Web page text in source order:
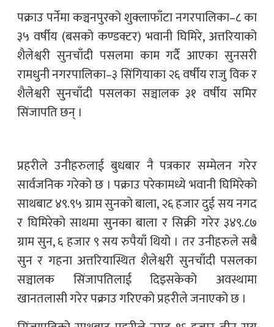
पक्राउ पर्नेमा कञ्चनपुरको शुक्लाफाँटा नगरपालिका–८ का
३५ वर्षीय (बसको कण्डक्टर) भवानी घिमिरे, अत्तरियाको
शैलेश्वरी सुनचाँदी पसलमा काम गर्दै आएका सुनसरी
रामधुनी नगरपालिका–३ सिंगियाका २६ वर्षीय राजु विक र
शैलेश्वरी सुनचाँदी पसलका सञ्चालक ३१ वर्षीय समिर
सिंजापति छन् ।
प्रहरीले उनीहरुलाई बुधबार नै पत्रकार सम्मेलन गरेर
सार्वजनिक गरेको छ । पक्राउ परेकामध्ये भवानी घिमिरेको
साथबाट ४९.९५ ग्राम सुनको बाला, २६ हजार दुई सय नगद
र घिमिरेको साथमा सुनका बाला र सिक्री गरेर ३४९.८७
ग्राम सुन, ६ हजार ९ सय रुपैयाँ थियो । तर उनीहरुले सबै
सुन र गहना अत्तरियास्थित शैलेश्वरी सुनचाँदी पसलका
सञ्चालक सिंजापतिलाई दिइसकेको अवस्थामा
खानतलासी गरेर पक्राउ गरिएको प्रहरीले जनाएको छ ।